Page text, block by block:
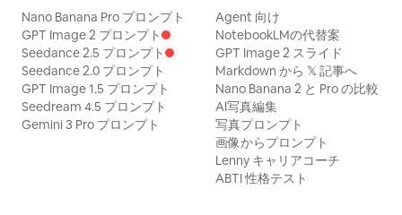
Nano Banana Pro プロンプト
GPT Image 2 プロンプト
Seedance 2.5 プロンプト
Seedance 2.0 プロンプト
GPT Image 1.5 プロンプト
Seedream 4.5 プロンプト
Gemini 3 Pro プロンプト
Agent 向け
NotebookLMの代替案
GPT Image 2 スライド
Markdown から 𝕏 記事へ
Nano Banana 2 と Pro の比較
AI写真編集
写真プロンプト
画像からプロンプト
Lenny キャリアコーチ
ABTI 性格テスト